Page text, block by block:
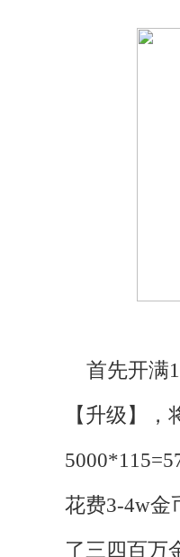
首先开满
【升级】
花费3-4w金
了三四百万